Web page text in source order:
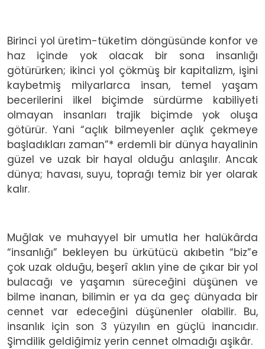
Birinci yol üretim-tüketim döngüsünde konfor ve
haz içinde yok olacak bir sona insanlığı
götürürken; ikinci yol çökmüş bir kapitalizm, işini
kaybetmiş milyarlarca insan, temel yaşam
becerilerini ilkel biçimde sürdürme kabiliyeti
olmayan insanları trajik biçimde yok oluşa
götürür. Yani “açlık bilmeyenler açlık çekmeye
başladıkları zaman”* erdemli bir dünya hayalinin
güzel ve uzak bir hayal olduğu anlaşılır. Ancak
dünya; havası, suyu, toprağı temiz bir yer olarak
kalır.
Muğlak ve muhayyel bir umutla her halükârda
“insanlığı” bekleyen bu ürkütücü akıbetin “biz”e
çok uzak olduğu, beşerî aklın yine de çıkar bir yol
bulacağı ve yaşamın süreceğini düşünen ve
bilme inanan, bilimin er ya da geç dünyada bir
cennet var edeceğini düşünenler olabilir. Bu,
insanlık için son 3 yüzyılın en güçlü inancıdır.
Şimdilik geldiğimiz yerin cennet olmadığı aşikâr.